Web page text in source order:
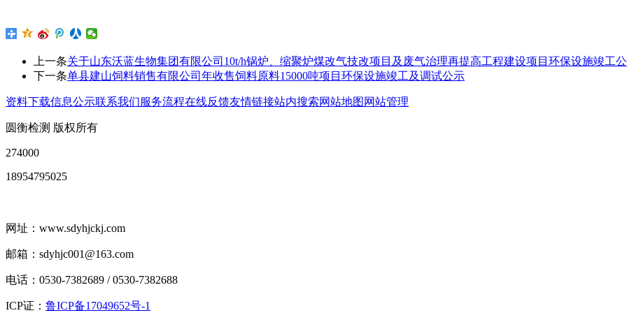
上一条关于山东沃蓝生物集团有限公司10t/h锅炉、缩聚炉煤改气技改项目及废气治理再提高工程建设项目环保设施竣工
下一条单县建山饲料销售有限公司年收售饲料原料15000吨项目环保设施竣工及调试公示
资料下载信息公示联系我们服务流程在线反馈友情链接站内搜索网站地图 网站管理
圆衡检测 版权所有
274000
18954795025
网址：www.sdyhjckj.com
邮箱：sdyhjc001@163.com
电话：0530-7382689 / 0530-7382688
ICP证： 鲁ICP备17049652号-1